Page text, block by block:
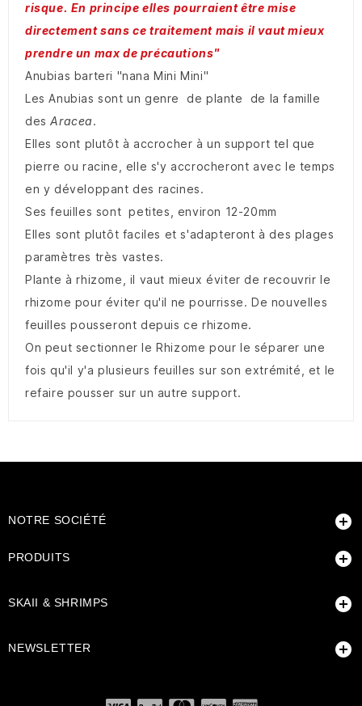
risque. En principe elles pourraient être mise
directement sans ce traitement mais il vaut mieux
prendre un max de précautions"
Anubias barteri "nana Mini Mini"
Les Anubias sont un genre de plante de la famille
desAracea.
Elles sont plutôt à accrocher à un support tel que
pierre ou racine, elle s'y accrocheront avec le temps
en y développant des racines.
Ses feuilles sont petites, environ 12-20mm
Elles sont plutôt faciles et s'adapteront à des plages
paramètres très vastes.
Plante à rhizome, il vaut mieux éviter de recouvrir le
rhizome pour éviter qu'il ne pourrisse. De nouvelles
feuilles pousseront depuis ce rhizome.
On peut sectionner le Rhizome pour le séparer une
fois qu'il y'a plusieurs feuilles sur son extrémité, et le
refaire pousser sur un autre support.
NOTRE SOCIÉTÉ 
PRODUITS 
SKAII & SHRIMPS 
NEWSLETTER 